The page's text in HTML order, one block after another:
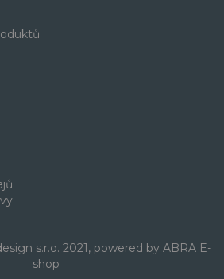
s.r.o. 2021, powered by ABRA E-
shop